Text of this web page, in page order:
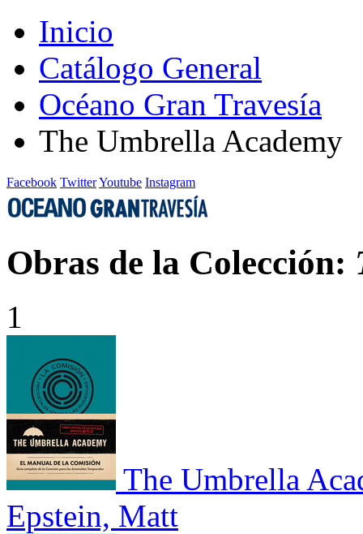
Inicio
Catálogo General
Océano Gran Travesía
The Umbrella Academy
Facebook TwitterYoutube Instagram
Obras de la Colección:
1
The Umbrella
Epstein, Matt